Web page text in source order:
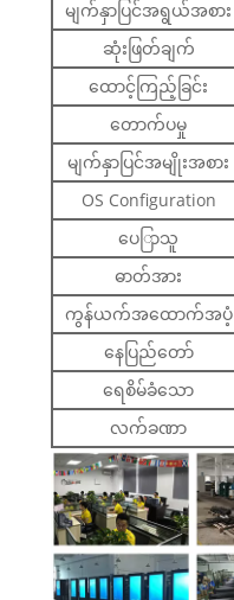
မျက်နှာပြင်အရွယ်အစား
ဆုံးဖြတ်ချက်
ထောင့်ကြည့်ခြင်း
တောက်ပမှု
မျက်နှာပြင်အမျိုးအစား
OS Configuration
ပေြာသူ
ဓာတ်အား
ကွန်ယက်အထောက်အပံ့
နေပြည်တော်
ရေစိမ်ခံသော
လက်ခဏာ